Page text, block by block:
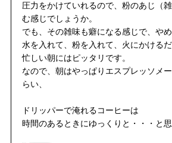
圧力をかけていれるので、粉のあじ（
む感じでしょうか。
でも、その雑味も癖になる感じで、やめ
水を入れて、粉を入れて、火にかけるだ
忙しい朝にはピッタリです。
なので、朝はやっぱりエスプレッソメ
らい、
ドリッパーで淹れるコーヒーは
時間のあるときにゆっくりと・・・と思